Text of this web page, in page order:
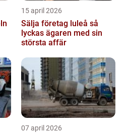
15 april 2026
Sälja företag luleå så
lyckas ägaren med sin
största affär
07 april 2026